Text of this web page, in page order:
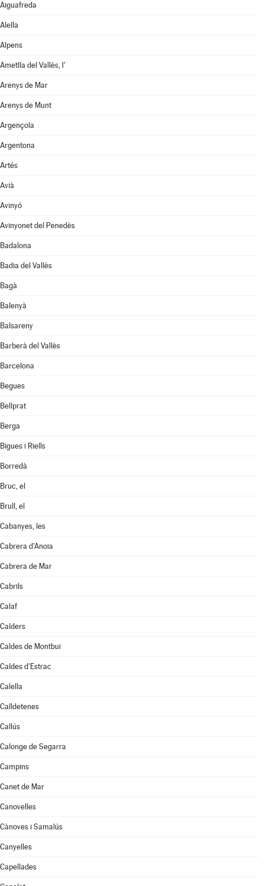
Aiguafreda
Alella
Alpens
Ametlla del Vallès, l'
Arenys de Mar
Arenys de Munt
Argençola
Argentona
Artés
Avià
Avinyó
Avinyonet del Penedès
Badalona
Badia del Vallès
Bagà
Balenyà
Balsareny
Barberà del Vallès
Barcelona
Begues
Bellprat
Berga
Bigues i Riells
Borredà
Bruc, el
Brull, el
Cabanyes, les
Cabrera d'Anoia
Cabrera de Mar
Cabrils
Calaf
Calders
Caldes de Montbui
Caldes d'Estrac
Calella
Calldetenes
Callús
Calonge de Segarra
Campins
Canet de Mar
Canovelles
Cànoves i Samalús
Canyelles
Capellades